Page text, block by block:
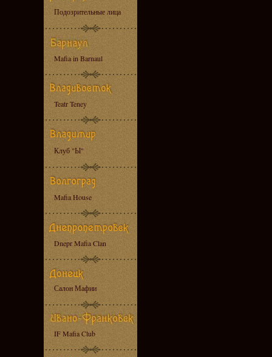
Подозрительные лица
Mafia in Barnaul
Teatr Teney
Клуб "Ы"
Mafia House
Dnepr Mafia Clan
Салон Мафии
IF Mafia Club